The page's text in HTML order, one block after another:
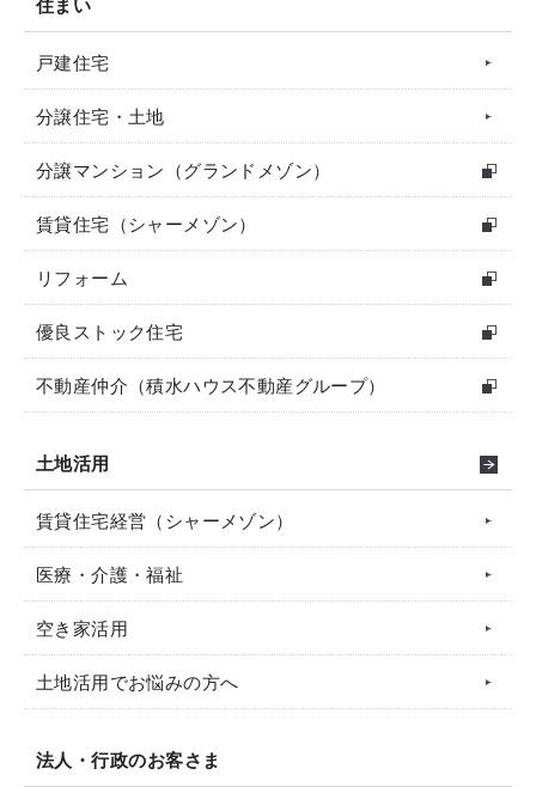
戸建住宅
分譲住宅・土地
分譲マンション（グランドメゾン）
賃貸住宅（シャーメゾン）
リフォーム
優良ストック住宅
不動産仲介（積水ハウス不動産グループ）
土地活用
賃貸住宅経営（シャーメゾン）
医療・介護・福祉
空き家活用
土地活用でお悩みの方へ
法人・行政のお客さま